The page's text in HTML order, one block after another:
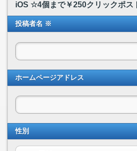
iOS ☆4個まで￥250クリックポス
投稿者名 ※
ホームページアドレス
性別